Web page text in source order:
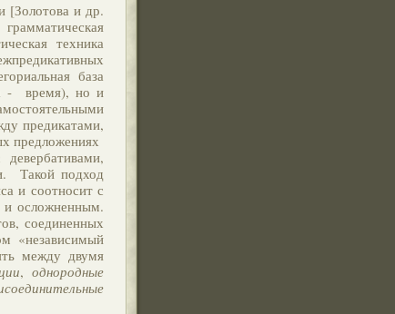
[Золотова и др.
техника
база
- время), но и
предикатами,
предложениях
Такой подход
и соотносит с
и осложненным.
соединенных
«независимый
между двумя
,однородные